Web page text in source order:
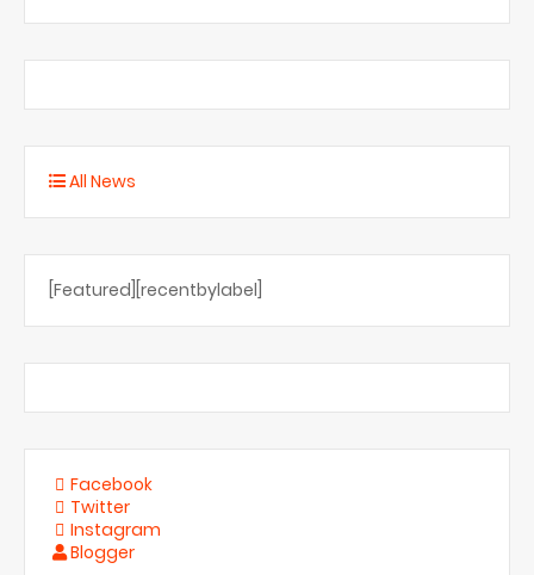
All News
[Featured][recentbylabel]
Facebook
Twitter
Instagram
Blogger